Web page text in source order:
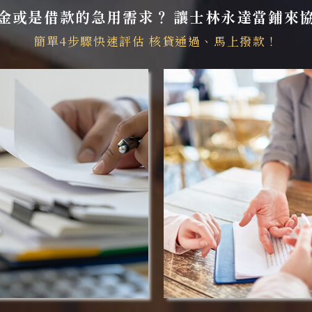
或是借款的急用需求？ 讓士林永達當鋪來
簡單4步驟快速評估 核貸通過、馬上撥款！